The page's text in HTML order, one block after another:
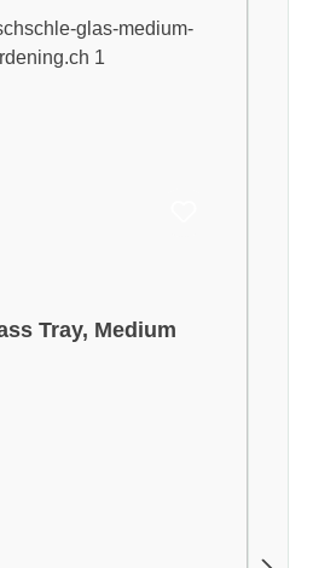
Tray, Medium